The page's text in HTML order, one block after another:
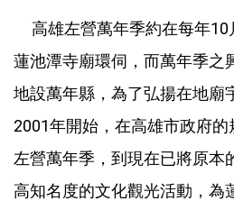
高雄左營萬年季約在每年10
蓮池潭寺廟環伺，而萬年季之
地設萬年縣，為了弘揚在地廟
2001年開始，在高雄市政府
左營萬年季，到現在已將原本
高知名度的文化觀光活動，為